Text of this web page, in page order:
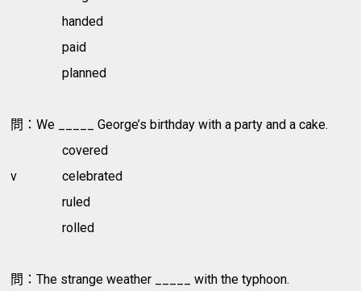
handed
paid
planned
問：We _____ George’s birthday with a party and a cake.
covered
v
celebrated
ruled
rolled
問：The strange weather _____ with the typhoon.